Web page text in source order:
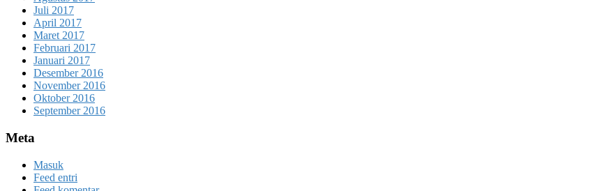
Juli 2017
April 2017
Maret 2017
Februari 2017
Januari 2017
Desember 2016
November 2016
Oktober 2016
September 2016
Meta
Masuk
Feed entri